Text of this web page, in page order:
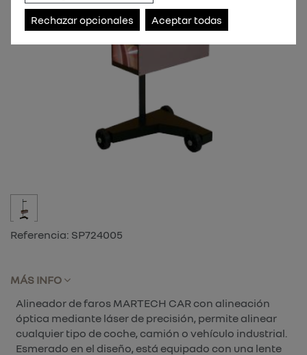
Referencia: SP724005
MÁS INFO
Alineador de faros MARTECH CAR con alineación
óptica mediante láser de precisión, permite alinear
cualquier tipo de coche, camión o vehículo industrial.
Esmerado en el diseño, está equipado con una lente
Rechazar opcionales Aceptar todas